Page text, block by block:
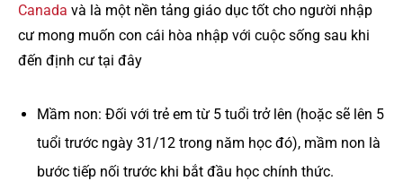
Canada và là một nền tảng giáo dục tốt cho người nhập
cư mong muốn con cái hòa nhập với cuộc sống sau khi
đến định cư tại đây
Mầm non: Đối với trẻ em từ 5 tuổi trở lên (hoặc sẽ lên 5
tuổi trước ngày 31/12 trong năm học đó), mầm non là
bước tiếp nối trước khi bắt đầu học chính thức.